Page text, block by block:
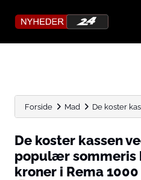
Forside Mad De koster
De koster kassen
populær sommeris
kroner i Rema 1000